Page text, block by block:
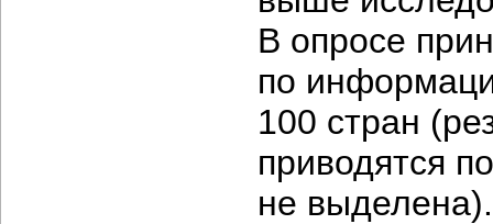
В опросе
по
100 стран
приводятся
не выделена).